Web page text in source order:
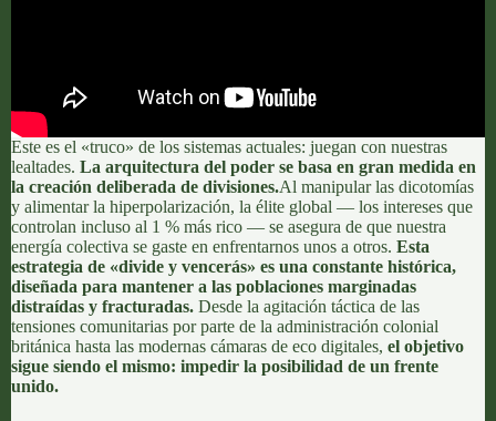
Este es el «truco» de los sistemas actuales: juegan con nuestras
lealtades. La arquitectura del poder se basa en gran medida en
la creación deliberada de divisiones.Al manipular las dicotomías
y alimentar la hiperpolarización, la élite global — los intereses que
controlan incluso al 1 % más rico — se asegura de que nuestra
energía colectiva se gaste en enfrentarnos unos a otros. Esta
estrategia de «divide y vencerás» es una constante histórica,
diseñada para mantener a las poblaciones marginadas
distraídas y fracturadas. Desde la agitación táctica de las
tensiones comunitarias por parte de la administración colonial
británica hasta las modernas cámaras de eco digitales, el objetivo
sigue siendo el mismo: impedir la posibilidad de un frente
unido.